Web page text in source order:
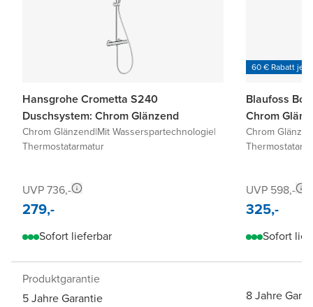
Hansgrohe Crometta S240
Duschsystem: Chrom Glänzend
Chrom Glänzend|Mit Wasserspartechnologie|
Thermostatarmatur
UVP 736,-
279,-
Sofort lieferbar
60 € Rabatt je
Blaufoss
Chrom
Chrom
UVP 598,-
325,-
Sofort
Produktgarantie
5 Jahre Garantie
8 Jahre